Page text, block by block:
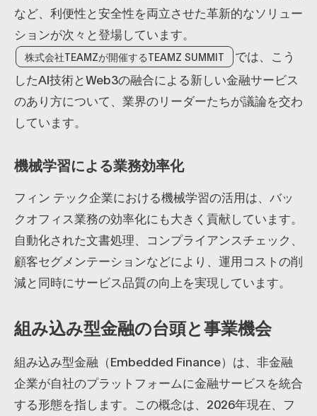
など、利便性と安全性を両立させた革新的なソリュー
ションが次々と登場しています。
株式会社TEAMZが開催するTEAMZ SUMMIT
では、こう
したAI技術とWeb3の融合による新しい金融サービス
のあり方について、業界のリーダーたちが議論を交わ
しています。
機械学習による業務効率化
フィン テック企業における機械学習の活用は、バッ
クオフィス業務の効率化にも大きく貢献しています。
自動化された文書処理、コンプライアンスチェック、
顧客セグメンテーションなどにより、運用コストの削
減と同時にサービス品質の向上を実現しています。
組み込み型金融の台頭と事業機会
組み込み型金融（Embedded Finance）は、非金融
企業が自社のプラットフォームに金融サービスを統合
する形態を指します。この概念は、2026年現在、フ